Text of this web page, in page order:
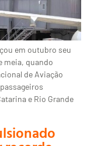
em outubro seu
meia, quando
de Aviação
e Rio Grande